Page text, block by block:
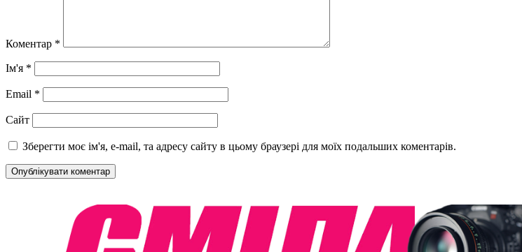
Коментар *
Ім'я *
Email *
Сайт
Зберегти моє ім'я, e-mail, та адресу сайту в цьому браузері для моїх подальших коментарів.